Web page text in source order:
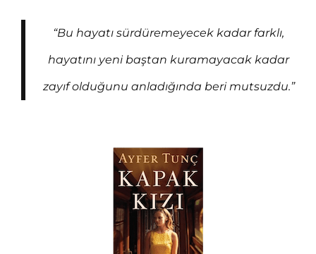
“Bu hayatı sürdüremeyecek kadar farklı,
hayatını yeni baştan kuramayacak kadar
zayıf olduğunu anladığında beri mutsuzdu.”